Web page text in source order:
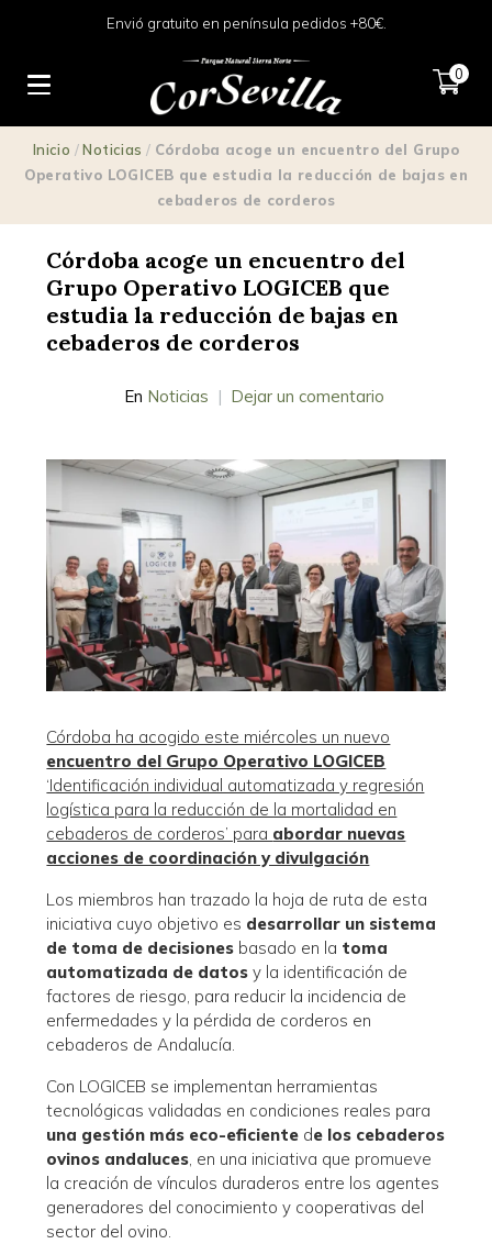
Envió gratuito en península pedidos +80€.
0
Inicio /Noticias / Córdoba acoge un encuentro del Grupo
Operativo LOGICEB que estudia la reducción de bajas en
cebaderos de corderos
Córdoba acoge un encuentro del
Grupo Operativo LOGICEB que
estudia la reducción de bajas en
cebaderos de corderos
En Noticias Dejar un comentario
Córdoba ha acogido este miércoles un nuevo
encuentro del Grupo Operativo LOGICEB
‘Identificación individual automatizada y regresión
logística para la reducción de la mortalidad en
cebaderos de corderos’ para abordar nuevas
acciones de coordinación y divulgación
Los miembros han trazado la hoja de ruta de esta
iniciativa cuyo objetivo es desarrollar un sistema
de toma de decisiones basado en la toma
automatizada de datos y la identificación de
factores de riesgo, para reducir la incidencia de
enfermedades y la pérdida de corderos en
cebaderos de Andalucía.
Con LOGICEB se implementan herramientas
tecnológicas validadas en condiciones reales para
una gestión más eco-eficiente de los cebaderos
ovinos andaluces, en una iniciativa que promueve
la creación de vínculos duraderos entre los agentes
generadores del conocimiento y cooperativas del
sector del ovino.